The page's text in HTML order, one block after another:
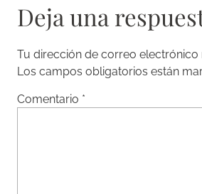
Deja una
Tu dirección de correo electrónico
Los campos obligatorios están
Comentario *